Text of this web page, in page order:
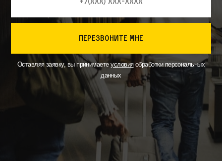
перезвоните мне
Оставляя заявку, вы принимаетеусловияобработки персональных
данных